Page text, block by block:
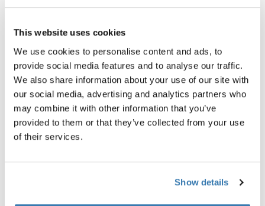
This website uses cookies
We use cookies to personalise content and ads, to
provide social media features and to analyse our traffic.
We also share information about your use of our site with
our social media, advertising and analytics partners who
may combine it with other information that you’ve
provided to them or that they’ve collected from your use
of their services.
Show details
Thule TracRac Cargo Buckle
hebilla para carga negro